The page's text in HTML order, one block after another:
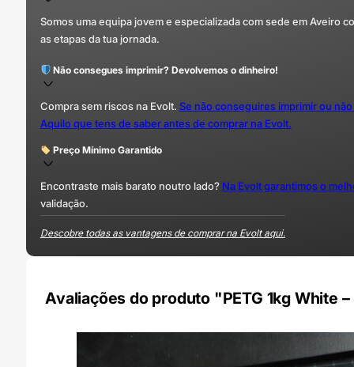
Somos uma equipa jovem e especializada com sede em Aveiro
as etapas da tua jornada.
Não consegues imprimir? Devolvemos o dinheiro!
Compra sem riscos na Evolt. Se não conseguires imprimir ou
Aquilo que tens de saber antes de comprar na Evolt.
Preço Mínimo Garantido
Encontraste mais barato noutro lado? Na Evolt garantimos o
validação.
Descobre todas as vantagens de comprar na Evolt aqui.
Avaliações do produto "PETG 1kg White